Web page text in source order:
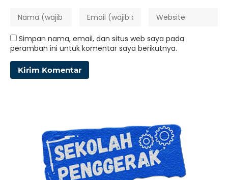
Simpan nama, email, dan situs web saya pada
peramban ini untuk komentar saya berikutnya.